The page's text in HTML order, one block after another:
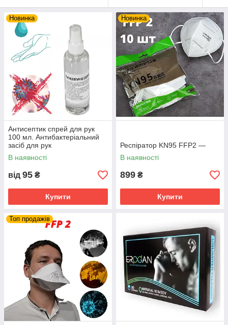
Новинка
Антисептик спрей для рук
100 мл. Антибактеріальний
засіб для рук
В наявності
від 95 ₴
Купити
Новинка
Респіратор KN95 FFP2 —
В наявності
899 ₴
Купити
Топ продажів